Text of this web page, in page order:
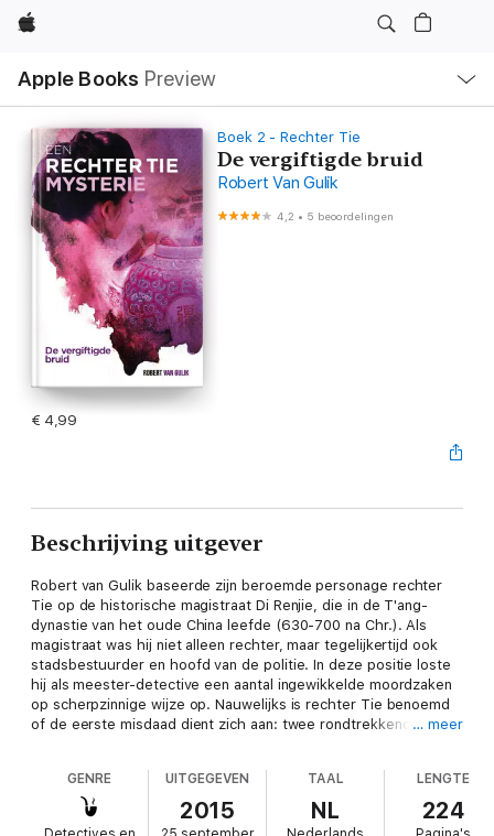
Apple
Apple Books Preview
lokaal
navigatiemenu
Boek 2 - Rechter Tie
De vergiftigde bruid
Robert Van Gulik
4,2 • 5 beoordelingen
€ 4,99
Beschrijving uitgever
Robert van Gulik baseerde zijn beroemde personage rechter
Tie op de historische magistraat Di Renjie, die in de T'ang-
dynastie van het oude China leefde (630-700 na Chr.). Als
magistraat was hij niet alleen rechter, maar tegelijkertijd ook
stadsbestuurder en hoofd van de politie. In deze positie loste
hij als meester-detective een aantal ingewikkelde moordzaken
op scherpzinnige wijze op. Nauwelijks is rechter Tie benoemd
of de eerste misdaad dient zich aan: twee rondtrekkende
een crime passionel zou zijn.
… meer
GENRE UITGEGEVEN
2015
TAAL
NL
LENGTE
224